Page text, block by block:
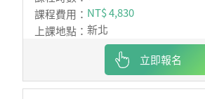
NT$ 4,830
新北
立即報名